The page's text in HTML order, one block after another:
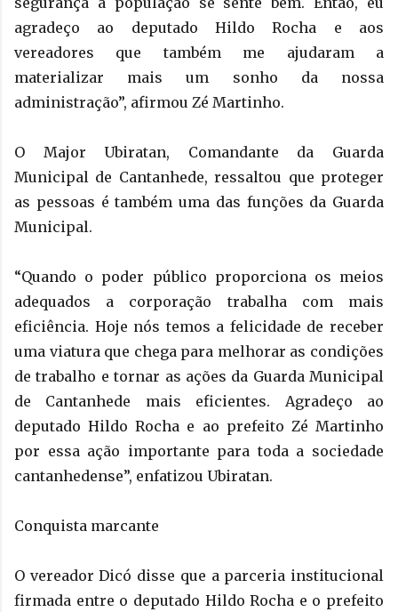
agradeço ao deputado Hildo Rocha e aos
vereadores que também me ajudaram a
materializar mais um sonho da nossa
administração”, afirmou Zé Martinho.
O Major Ubiratan, Comandante da Guarda
Municipal de Cantanhede, ressaltou que proteger
as pessoas é também uma das funções da Guarda
Municipal.
“Quando o poder público proporciona os meios
adequados a corporação trabalha com mais
eficiência. Hoje nós temos a felicidade de receber
uma viatura que chega para melhorar as condições
de trabalho e tornar as ações da Guarda Municipal
de Cantanhede mais eficientes. Agradeço ao
deputado Hildo Rocha e ao prefeito Zé Martinho
por essa ação importante para toda a sociedade
cantanhedense”, enfatizou Ubiratan.
Conquista marcante
O vereador Dicó disse que a parceria institucional
firmada entre o deputado Hildo Rocha e o prefeito